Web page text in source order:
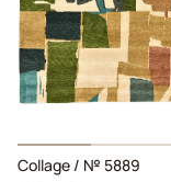
Collage / № 5889